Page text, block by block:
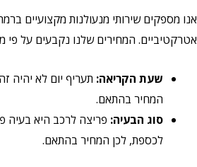
אנו מספקים שירותי מנעולנות מקצועיים
אטרקטיביים. המחירים שלנו נקבעים על פי
שעת הקריאה: תעריף יום לא יהיה
המחיר בהתאם.
סוג הבעיה: פריצה לרכב היא בעיה
לכספת, לכן המחיר בהתאם.